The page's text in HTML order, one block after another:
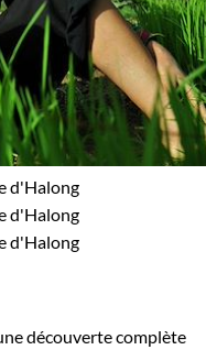
découverte complète